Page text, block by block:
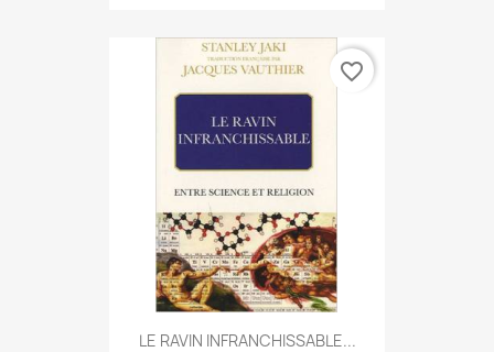
LE RAVIN INFRANCHISSABLE...
favorite_border